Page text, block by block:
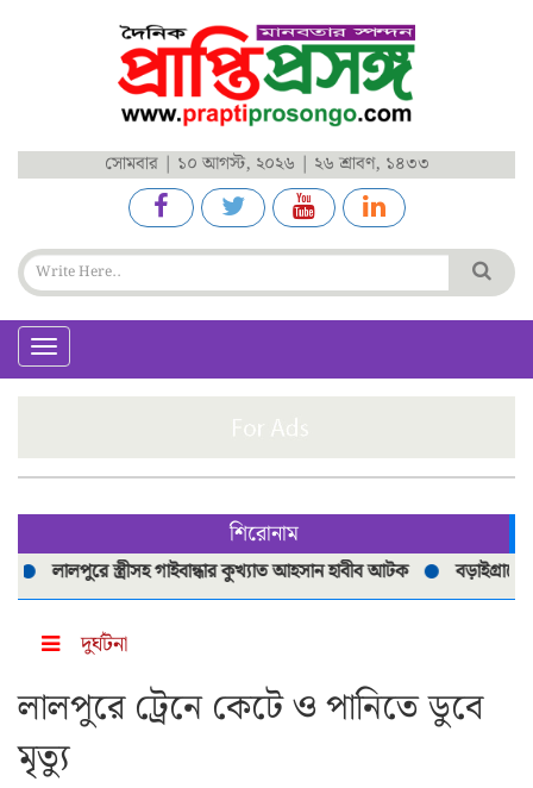
সোমবার | ১০ আগস্ট, ২০২৬ | ২৬ শ্রাবণ, ১৪৩৩
Toggle
navigation
শিরোনাম
লালপুরে স্ত্রীসহ গাইবান্ধার কুখ্যাত আহসান হাবীব আটক বড়াইগ্রামে ২৭২
দুর্ঘটনা
লালপুরে ট্রেনে কেটে ও পানিতে ডুবে
মৃত্যু